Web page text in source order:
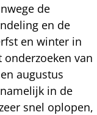
de
en de
en winter in
van
augustus
in de
snel oplopen,